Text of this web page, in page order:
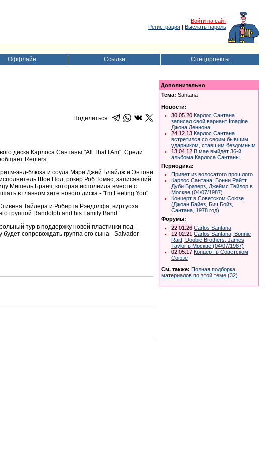
Войти на сайт
Регистрация | Выслать пароль
Оффлайн Ссылки Спецпроекты
Поделиться:
диска Карлоса Сантаны "All That I Am". Среди
Reuters.
энд-блюза и соула Мэри Джей Блайдж и Энтони
Шон Пол, рокер Роб Томас, записавший
Мишель Бранч, которая исполнила вместе с
в главном хите нового диска - "I'm Feeling You".
Тайлера и Роберта Рэндолфа, виртуоза
группой Randolph and his Family Band
тур в поддержку новой пластинки под
сопровождать группа его сына - Salvador
Дополнительно
Тема: Santana
Новости:
30.05.20 Карлос Сантана
записал свой вариант Imagine
Джона Леннона
24.12.13 Карлос Сантана
встретился со своим бывшим
ударником, ставшим бездомным
13.04.12 В мае выйдет 36-й
альбома Карлоса Сантаны
Периодика:
Привет из волосатого прошлого
Карлос Сантана, Бонни Райтт,
Дуби Бразерз, Джеймс Тейлор в
Москве (04/07/1987)
Концерт в Советском Союзе
(Джоан Байез, Бич Бойз,
Сантана, 1978 год)
Форумы:
22.01.26 Carlos Santana
12.02.21 Carlos Santana, Bonnie
Raitt, Doobie Brothers, James
Taylor в Москве (04/07/1987)
02.05.17 Концерт в Советском
Союзе
См. также: Полная подборка
материалов по этой теме (32)